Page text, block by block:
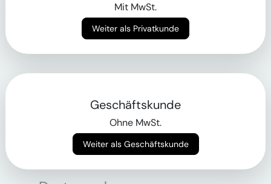
Bregenz
Mit MwSt.
Weiter als Privatkunde
Geschäftskunde
Ohne MwSt.
Weiter als Geschäftskunde